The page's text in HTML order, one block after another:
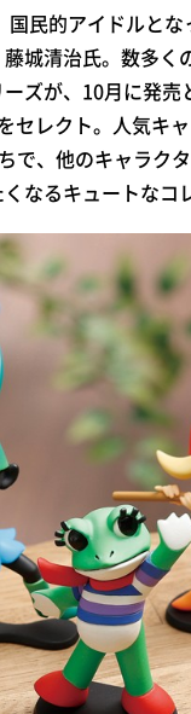
民的アイドルと
城清治氏。数多
ズが、10月に発
セレクト。人気キ
で、他のキャラク
なるキュートなコ